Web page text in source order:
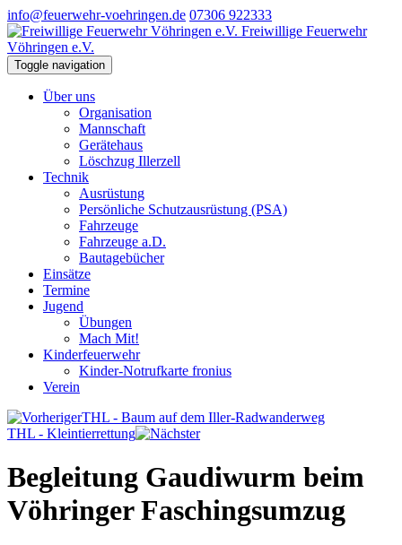
info@feuerwehr-voehringen.de 07306 922333
Freiwillige Feuerwehr
Vöhringen e.V.
Toggle navigation
Über uns
Organisation
Mannschaft
Gerätehaus
Löschzug Illerzell
Technik
Ausrüstung
Persönliche Schutzausrüstung (PSA)
Fahrzeuge
Fahrzeuge a.D.
Bautagebücher
Einsätze
Termine
Jugend
Übungen
Mach Mit!
Kinderfeuerwehr
Kinder-Notrufkarte fronius
Verein
THL - Baum auf dem Iller-Radwanderweg
THL - Kleintierrettung
Begleitung Gaudiwurm beim
Vöhringer Faschingsumzug